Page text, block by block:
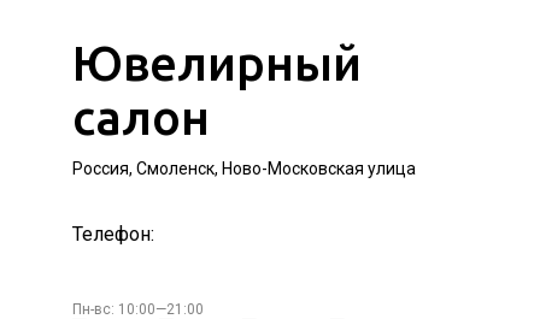
Ювелирный
салон
Россия, Смоленск, Ново-Московская улица
Телефон:
Пн-вс: 10:00—21:00